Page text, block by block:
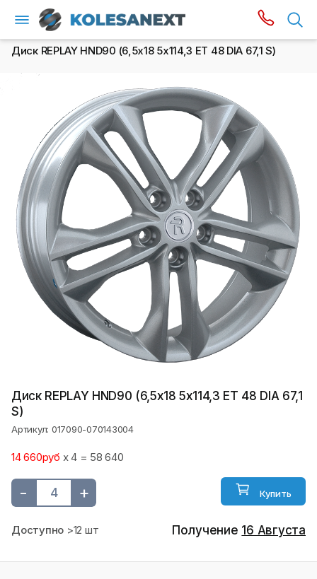
Диск REPLAY HND90 (6,5х18 5x114,3 ET 48 DIA 67,1 S)
Диск REPLAY HND90 (6,5х18 5x114,3 ET 48 DIA 67,1
S)
Артикул: 017090-070143004
14 660руб x 4 = 58 640
- + Купить
Доступно >12 шт Получение 16 Августа